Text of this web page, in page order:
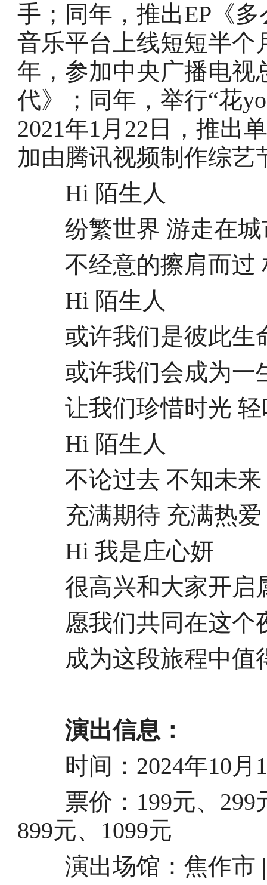
手；同年，推出EP《
音乐平台上线短短半个
年，参加中央广播电视
代》；同年，举行“花
2021年1月22日，推出
加由腾讯视频制作综
Hi 陌生人
纷繁世界 游走在城
不经意的擦肩而过
Hi 陌生人
或许我们是彼此生
或许我们会成为一
让我们珍惜时光 轻
Hi 陌生人
不论过去 不知未来
充满期待 充满热爱
Hi 我是庄心妍
很高兴和大家开启
愿我们共同在这个
成为这段旅程中值
演出信息：
时间：2024年10月
票价：199元、299
899元、1099元
演出场馆：焦作市 |